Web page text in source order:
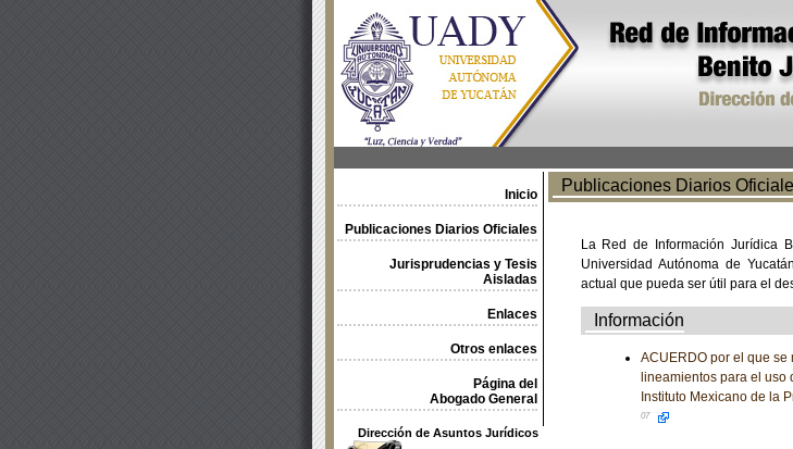
Inicio
Publicaciones Diarios Oficiales
Jurisprudencias y Tesis
Aisladas
Enlaces
Otros enlaces
Página del
Abogado General
Dirección de Asuntos Jurídicos
Publicaciones Diarios
La Red de Información Jurídica
Universidad Autónoma de
actual que pueda ser útil para el
Información
ACUERDO por el que
lineamientos para el uso
Instituto Mexicano de la
07